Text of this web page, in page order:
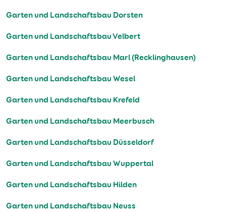
Garten und Landschaftsbau Dorsten
Garten und Landschaftsbau Velbert
Garten und Landschaftsbau Marl (Recklinghausen)
Garten und Landschaftsbau Wesel
Garten und Landschaftsbau Krefeld
Garten und Landschaftsbau Meerbusch
Garten und Landschaftsbau Düsseldorf
Garten und Landschaftsbau Wuppertal
Garten und Landschaftsbau Hilden
Garten und Landschaftsbau Neuss